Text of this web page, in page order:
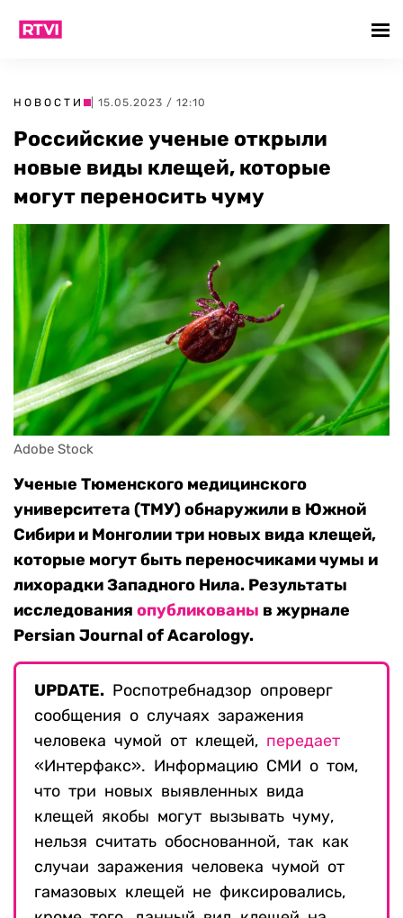
НОВОСТИ | 15.05.2023 / 12:10
Российские ученые открыли
новые виды клещей, которые
могут переносить чуму
Adobe Stock
Ученые Тюменского медицинского
университета (ТМУ) обнаружили в Южной
Сибири и Монголии три новых вида клещей,
которые могут быть переносчиками чумы и
лихорадки Западного Нила. Результаты
исследования опубликованы в журнале
Persian Journal of Acarology.
UPDATE. Роспотребнадзор опроверг
сообщения о случаях заражения
человека чумой от клещей, передает
«Интерфакс». Информацию СМИ о том,
что три новых выявленных вида
клещей якобы могут вызывать чуму,
нельзя считать обоснованной, так как
случаи заражения человека чумой от
гамазовых клещей не фиксировались,